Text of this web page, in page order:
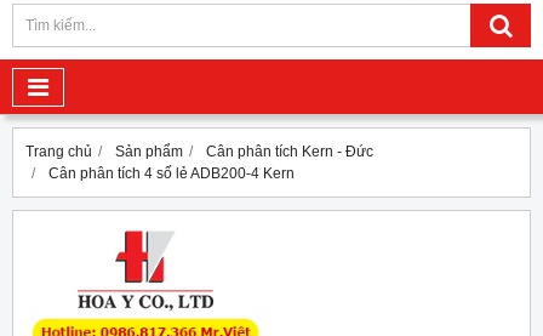
Trang chủ Sản phẩm
Cân phân tích Kern - Đức
Cân phân tích 4 số lẻ ADB200-4 Kern